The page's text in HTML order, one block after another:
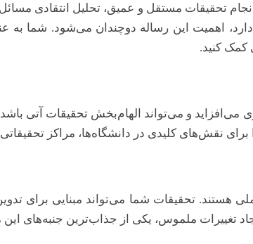
تحقیقات مستقل و عمیق، تحلیل انتقادی
اهمیت این رساله دوچندان می‌شود. شما به
کمک کنید.
می‌افزاید و می‌تواند الهام‌بخش تحقیقات آتی
برای نقش‌های کلیدی در دانشگاه‌ها، مراکز
هستند. تحقیقات شما می‌تواند مبنایی
تغییرات ملموس، یکی از جذاب‌ترین جنبه‌های